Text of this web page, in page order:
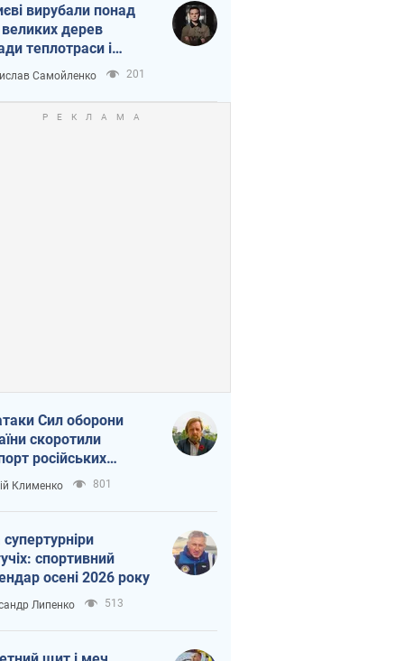
вирубали понад
дерев
теплотраси і
Генплану
Самойленко 201
Сил оборони
скоротили
російських
Клименко 801
спортивний
осені 2026 року
Липенко 513